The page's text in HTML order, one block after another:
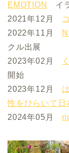
EMOTION
イ
2021年12月
2022年11月
クル出展
2023年02月
開始
2023年12月
性をひらいて日
2024年05月